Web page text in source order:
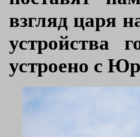
взгляд царя
устройства
устроено с